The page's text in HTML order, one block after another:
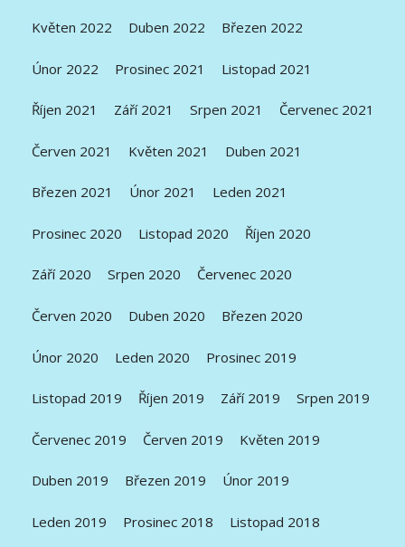
Květen 2022 Duben 2022 Březen 2022
Únor 2022 Prosinec 2021 Listopad 2021
Říjen 2021 Září 2021 Srpen 2021 Červenec 2021
Červen 2021 Květen 2021 Duben 2021
Březen 2021 Únor 2021 Leden 2021
Prosinec 2020 Listopad 2020 Říjen 2020
Září 2020 Srpen 2020 Červenec 2020
Červen 2020 Duben 2020 Březen 2020
Únor 2020 Leden 2020 Prosinec 2019
Listopad 2019 Říjen 2019 Září 2019 Srpen 2019
Červenec 2019 Červen 2019 Květen 2019
Duben 2019 Březen 2019 Únor 2019
Leden 2019 Prosinec 2018 Listopad 2018